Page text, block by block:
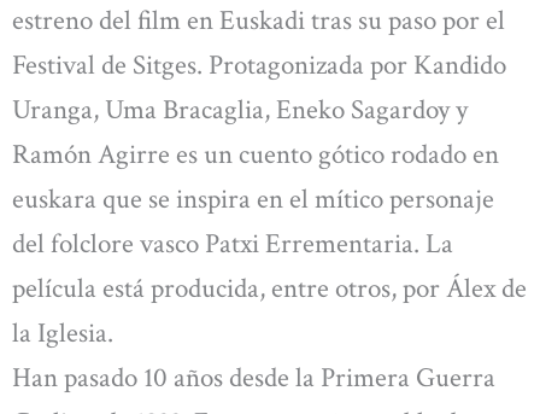
estreno del film en Euskadi tras su paso por el
Festival de Sitges. Protagonizada por Kandido
Uranga, Uma Bracaglia, Eneko Sagardoy y
Ramón Agirre es un cuento gótico rodado en
euskara que se inspira en el mítico personaje
del folclore vasco Patxi Errementaria. La
película está producida, entre otros, por Álex de
la Iglesia.
Han pasado 10 años desde la Primera Guerra